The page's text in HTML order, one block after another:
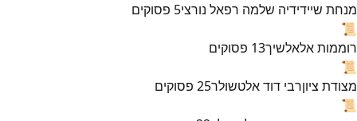
מנחת שיידידיה שלמה רפאל נורצי5 פסוקים
📜
רוממות אלאלשיך13 פסוקים
📜
מצודת ציוןרבי דוד אלטשולר25 פסוקים
📜